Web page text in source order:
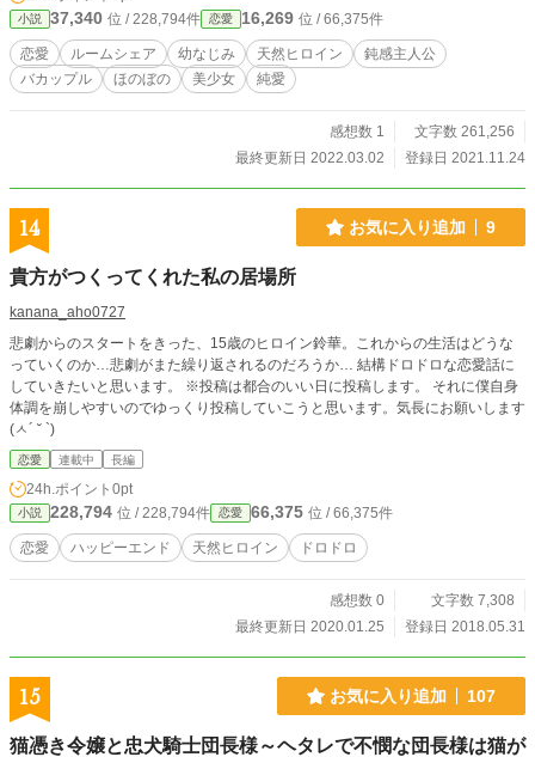
小説 37,340 位 / 228,794件 恋愛 16,269 位 / 66,375件
恋愛 ルームシェア 幼なじみ 天然ヒロイン
鈍感主人公
バカップル
ほのぼの 美少女 純愛
感想数 1
文字数 261,256
最終更新日 2022.03.02
登録日 2021.11.24
14 お気に入り追加 9
貴方がつくってくれた私の居場所
kanana_aho0727
悲劇からのスタートをきった、15歳のヒロイン鈴華。これからの生活はどうな
っていくのか…悲劇がまた繰り返されるのだろうか… 結構ドロドロな恋愛話に
していきたいと思います。 ※投稿は都合のいい日に投稿します。 それに僕自身
体調を崩しやすいのでゆっくり投稿していこうと思います。気長にお願いします
(ㅅ´ ˘ `)
恋愛 連載中 長編
24h.ポイント 0pt
小説 228,794 位 / 228,794件 恋愛 66,375 位 / 66,375件
恋愛 ハッピーエンド 天然ヒロイン ドロドロ
感想数 0
文字数 7,308
最終更新日 2020.01.25
登録日 2018.05.31
15 お気に入り追加 107
猫憑き令嬢と忠犬騎士団長様～ヘタレで不憫な団長様は猫が